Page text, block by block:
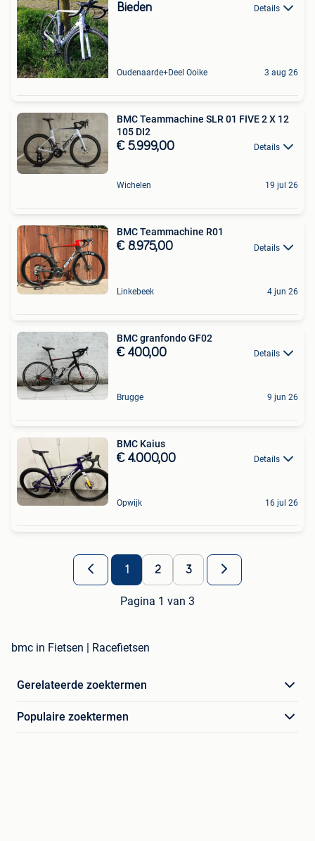
Bieden Details
Oudenaarde+Deel Ooike 3 aug 26
BMC Teammachine SLR 01 FIVE 2 X 12
105 DI2
€ 5.999,00 Details
Wichelen 19 jul 26
BMC Teammachine R01
€ 8.975,00 Details
Linkebeek 4 jun 26
BMC granfondo GF02
€ 400,00 Details
Brugge 9 jun 26
BMC Kaius
€ 4.000,00 Details
Opwijk 16 jul 26
1 2 3
Pagina 1 van 3
bmc in Fietsen | Racefietsen
Gerelateerde zoektermen
Populaire zoektermen